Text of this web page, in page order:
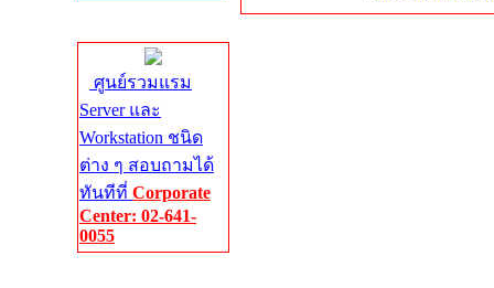
ศูนย์รวมแรม
Server และ
Workstation ชนิด
ต่าง ๆ สอบถามได้
ทันทีที่ Corporate
Center: 02-641-
0055